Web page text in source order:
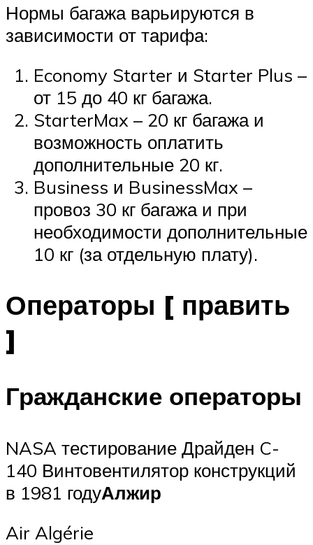
Нормы багажа варьируются в
зависимости от тарифа:
Economy Starter и Starter Plus –
от 15 до 40 кг багажа.
StarterMax – 20 кг багажа и
возможность оплатить
дополнительные 20 кг.
Business и BusinessMax –
провоз 30 кг багажа и при
необходимости дополнительные
10 кг (за отдельную плату).
Операторы [ править
]
Гражданские операторы
NASA тестирование Драйден C-
140 Винтовентилятор конструкций
в 1981 годуАлжир
Air Algérie